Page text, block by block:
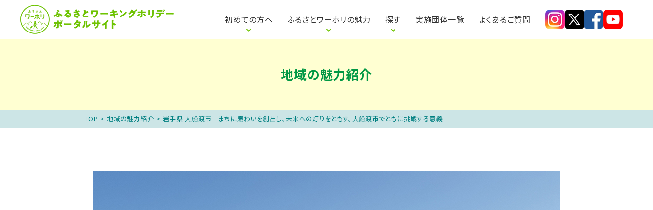
初めての方へ ふるさとワーホリの魅力 探す 実施団体一覧 よくあるご質問
ふるさとワーホリとは 参加までの流れ 説明会って何をするの？ ワカモノメンバー取材記事
参加者の声 自治体・団体の声 地域の魅力紹介
説明会を探す 地域の仕事から探す 地域のイベントから探す
地域の魅力紹介
TOP > 地域の魅力紹介 > 岩手県 大船渡市｜まちに賑わいを創出し、未来への灯りをともす。大船渡市でともに挑戦する意義